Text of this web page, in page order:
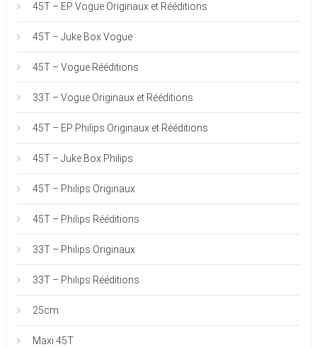
45T – EP Vogue Originaux et Rééditions
45T – Juke Box Vogue
45T – Vogue Rééditions
33T – Vogue Originaux et Rééditions
45T – EP Philips Originaux et Rééditions
45T – Juke Box Philips
45T – Philips Originaux
45T – Philips Rééditions
33T – Philips Originaux
33T – Philips Rééditions
25cm
Maxi 45T